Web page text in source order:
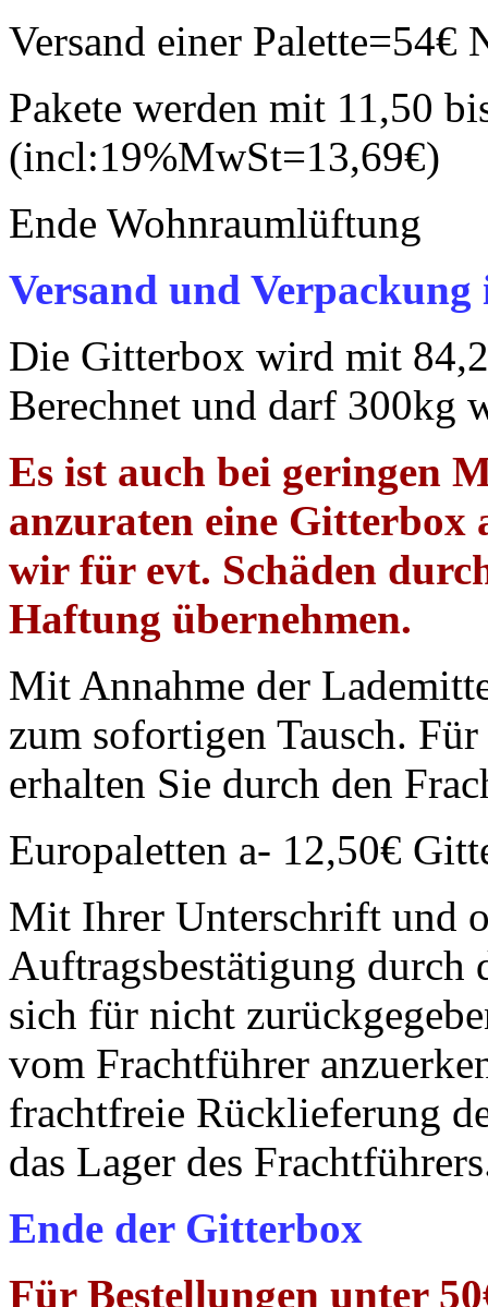
Versand einer
Pakete werden mit 11,50
(incl:19%MwSt=13,69€)
Ende Wohnraumlüftung
Versand und
Die Gitterbox wird mit
Berechnet und darf 300kg
Es ist auch bei geringen
anzuraten eine Gitterbox
wir für evt. Schäden
Haftung übernehmen.
Mit Annahme der
zum sofortigen Tausch.
erhalten Sie durch den
Europaletten a- 12,50€
Mit Ihrer Unterschrift und
Auftragsbestätigung durch
sich für nicht
vom Frachtführer
frachtfreie Rücklieferung
das Lager des
Ende der Gitterbox
Für Bestellungen unter